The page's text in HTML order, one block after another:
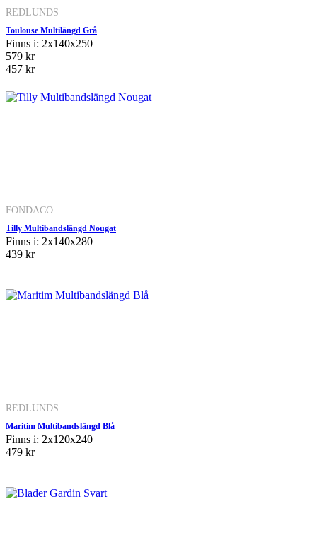
REDLUNDS
Toulouse Multilängd Grå
Finns i: 2x140x250
579 kr
457 kr
FONDACO
Tilly Multibandslängd Nougat
Finns i: 2x140x280
439 kr
REDLUNDS
Maritim Multibandslängd Blå
Finns i: 2x120x240
479 kr